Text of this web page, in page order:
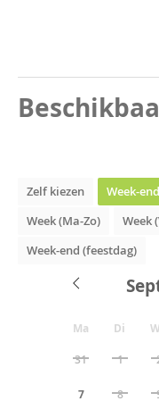
Zelf kiezen Week-
Week (Ma-Zo)
Week
Week-end (feestdag)
Ma Di
31 1
7 8